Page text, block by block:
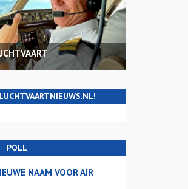
POLL
NAAM VOOR AIR